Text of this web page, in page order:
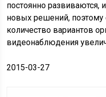
постоянно развиваются,
новых решений, поэтому
количество вариантов
видеонаблюдения
2015-03-27